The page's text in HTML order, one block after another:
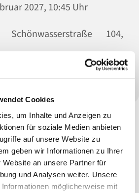
Cookies
um Inhalte und Anzeigen zu
für soziale Medien anbieten
auf unsere Website zu
geben wir Informationen zu Ihrer
Website an unsere Partner für
und Analysen weiter. Unsere
möglicherweise mit
2027, 10:45 Uhr
Schönwasserstraße 104,